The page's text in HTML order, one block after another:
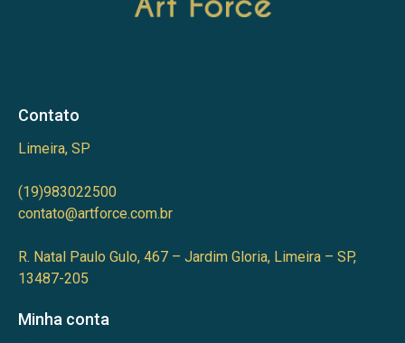
Contato
Limeira, SP
(19)983022500
contato@artforce.com.br
R. Natal Paulo Gulo, 467 – Jardim Gloria, Limeira – SP,
13487-205
Minha conta